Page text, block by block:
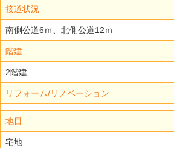
接道状況
南側公道6ｍ、北側公道12ｍ
階建
2階建
リフォーム/リノベーション
地目
宅地